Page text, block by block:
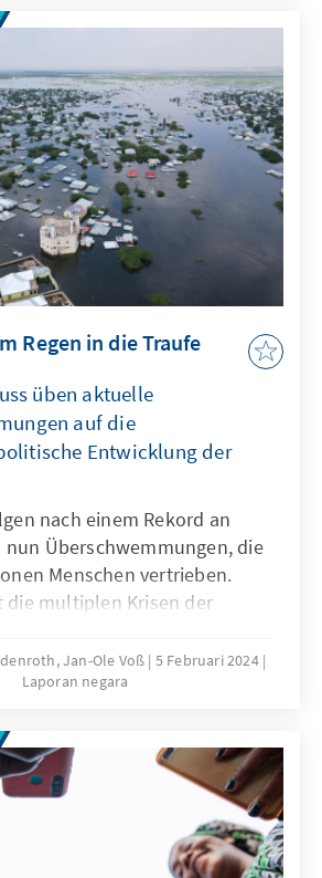
Todesfällen.
Regen in die Traufe
üben aktuelle
auf die
Entwicklung der
nach einem Rekord an
nun Überschwemmungen, die
Menschen vertrieben.
die multiplen Krisen der
weiter und verstärkt das
Gleichzeitig
was
in klimaresiliente
Jan-Ole Voß 5 Februari 2024
Laporan negara